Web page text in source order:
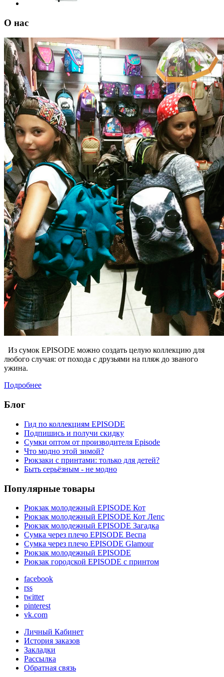
О нас
Из сумок EPISODE можно создать целую коллекцию для
любого случая: от похода с друзьями на пляж до званого
ужина.
Подробнее
Блог
Гид по коллекциям EPISODE
Подпишись и получи скидку
Сумки оптом от производителя Episode
Что модно этой зимой?
Рюкзаки с принтами: только для детей?
Быть серьёзным - не модно
Популярные товары
Рюкзак молодежный EPISODE Кот
Рюкзак молодежный EPISODE Кот Лепс
Рюкзак молодежный EPISODE Загадка
Сумка через плечо EPISODE Веспа
Сумка через плечо EPISODE Glamour
Рюкзак молодежный EPISODE
Рюкзак городской EPISODE с принтом
facebook
rss
twitter
pinterest
vk.com
Личный Кабинет
История заказов
Закладки
Рассылка
Обратная связь